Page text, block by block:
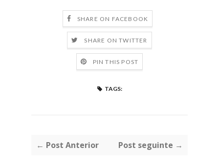
SHARE ON FACEBOOK
SHARE ON TWITTER
PIN THIS POST
TAGS:
← Post Anterior Post seguinte →